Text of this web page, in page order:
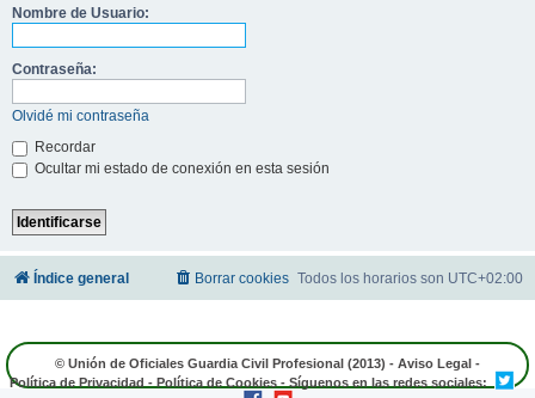
Nombre de Usuario:
Contraseña:
Olvidé mi contraseña
Recordar
Ocultar mi estado de conexión en esta sesión
Índice general Todos los horarios son UTC+02:00
Borrar cookies
© Unión de Oficiales Guardia Civil Profesional (2013) - Aviso Legal -
Política de Privacidad - Política de Cookies - Síguenos en las redes sociales: